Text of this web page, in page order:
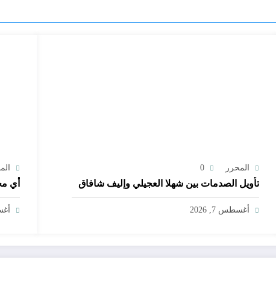
المحرر 0
تأويل الصدمات بين شهلا العجيلي وإليف شافاق
أغسطس 7, 2026
أي